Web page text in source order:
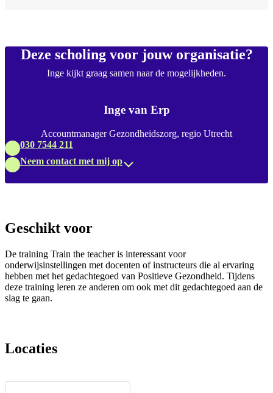
Deze scholing voor jouw organisatie?
Inge kijkt graag samen naar de mogelijkheden.
Inge van Erp
Accountmanager Gezondheidszorg, regio Utrecht
030 7544 211
Neem contact met mij op
Geschikt voor
De training Train the teacher is interessant voor
onderwijsinstellingen met docenten of instructeurs die al ervaring
hebben met het gedachtegoed van Positieve Gezondheid. Tijdens
deze training leren ze anderen om ook met dit gedachtegoed aan de
slag te gaan.
Locaties